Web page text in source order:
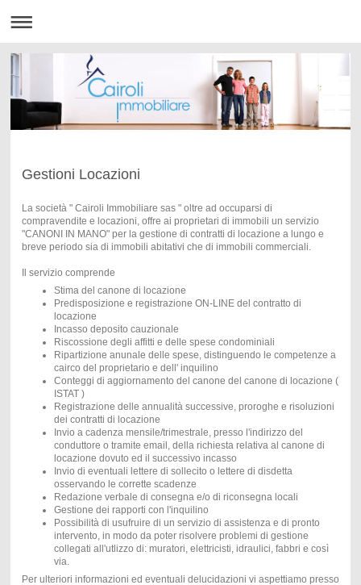
Gestioni Locazioni
La società " Cairoli Immobiliare sas " oltre ad occuparsi di
compravendite e locazioni, offre ai proprietari di immobili un servizio
"CANONI IN MANO" per la gestione di contratti di locazione a lungo e
breve periodo sia di immobili abitativi che di immobili commerciali.
Il servizio comprende
Stima del canone di locazione
Predisposizione e registrazione ON-LINE del contratto di
locazione
Incasso deposito cauzionale
Riscossione degli affitti e delle spese condominiali
Ripartizione anunale delle spese, distinguendo le competenze a
cairco del proprietario e dell' inquilino
Conteggi di aggiornamento del canone del canone di locazione (
ISTAT )
Registrazione delle annualità successive, proroghe e risoluzioni
dei contratti di locazione
Invio a cadenza mensile/trimestrale, presso l'indirizzo del
conduttore o tramite email, della richiesta relativa al canone di
locazione dovuto ed il successivo incasso
Invio di eventuali lettere di sollecito o lettere di disdetta
osservando le corrette scadenze
Redazione verbale di consegna e/o di riconsegna locali
Gestione dei rapporti con l'inquilino
Possibilità di usufruire di un servizio di assistenza e di pronto
intervento, in modo da poter risolvere problemi di gestione
collegati all'utlizzo di: muratori, elettricisti, idraulici, fabbri e così
via.
Per ulteriori informazioni ed eventuali delucidazioni vi aspettiamo presso